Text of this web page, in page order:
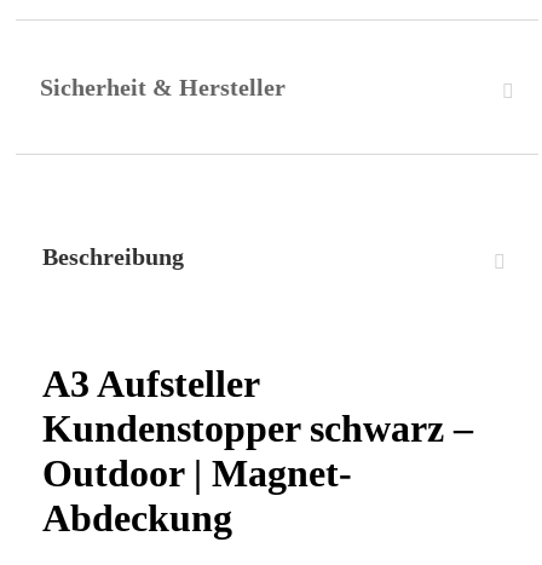
Sicherheit & Hersteller
Beschreibung
A3 Aufsteller
Kundenstopper schwarz –
Outdoor | Magnet-
Abdeckung